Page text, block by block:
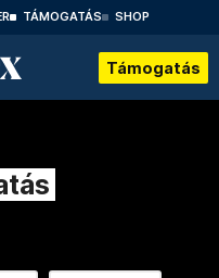
TÁMOGATÁS SHOP
Támogatás